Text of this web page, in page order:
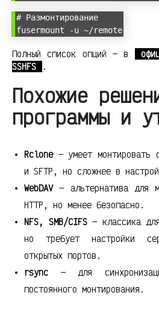
# Размонтирование
fusermount -u ~/remote
Полный список опций — в
SSHFS
.
Похожие
программы и
Rclone— умеет монтировать
и SFTP, но сложнее в
WebDAV— альтернатива для
HTTP, но менее безопасно.
NFS, SMB/CIFS— классика
но требует настройки
открытых портов.
rsync — для
постоянного монтирования.